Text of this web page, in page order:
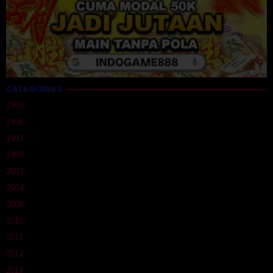
CATEGORIES
1992
1996
1997
1999
2002
2004
2008
2010
2011
2012
2013